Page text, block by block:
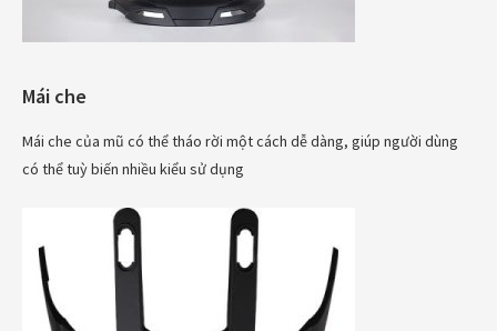
Mái che
Mái che của mũ có thể tháo rời một cách dễ dàng, giúp người dùng
có thể tuỳ biến nhiều kiểu sử dụng